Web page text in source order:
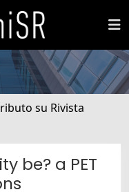
su Rivista
be? a PET